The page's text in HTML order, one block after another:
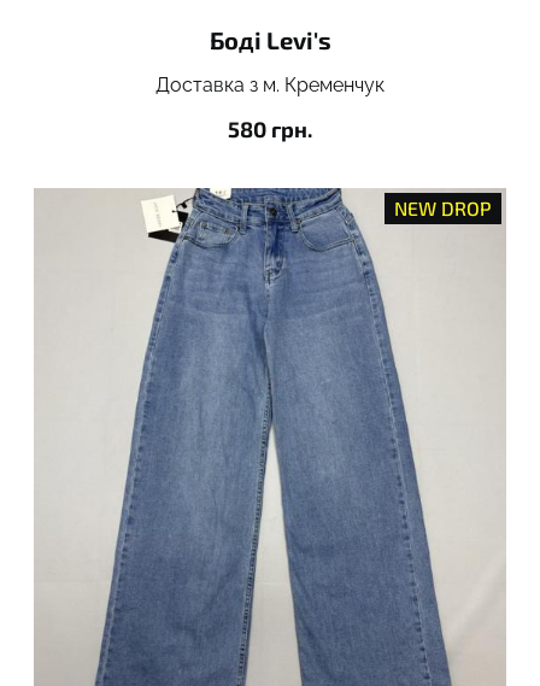
Боді Levi's
Доставка з м. Кременчук
580 грн.
NEW DROP